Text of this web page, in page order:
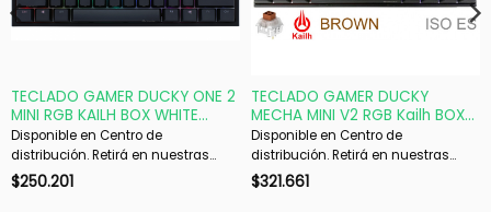
TECLADO GAMER DUCKY ONE 2
MINI RGB KAILH BOX WHITE
SWICHT DOUBLE-SHOT PBT
MECANICO
Disponible en Centro de
distribución. Retirá en nuestras
sucursales en 48 hs hábiles. Si es
$250.201
TECLADO GAMER DUCKY
MECHA MINI V2 RGB Kailh BOX
brown switch MECANICO ISO
SP
Disponible en Centro de
distribución. Retirá en nuestras
sucursales en 48 hs hábiles. Si es
$321.661